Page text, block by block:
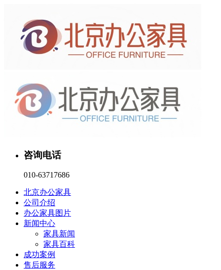
咨询电话
010-63717686
北京办公家具
公司介绍
办公家具图片
新闻中心
家具新闻
家具百科
成功案例
售后服务